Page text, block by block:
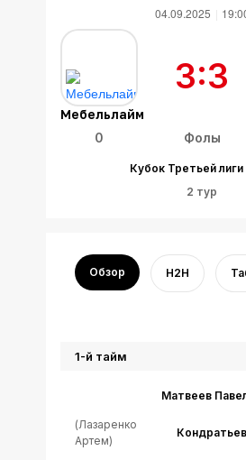
04.09.2025
Мебельлайм
3:3
Кубок Третьей
2 тур
Фолы
0
Обзор H2H
Матвеев
Кондратьев
(Лазаренко
Артем)
1-й тайм